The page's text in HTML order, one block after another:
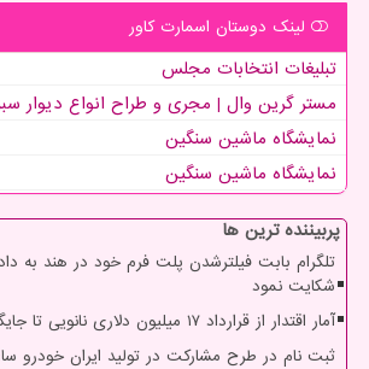
لینک دوستان اسمارت كاور
تبلیغات انتخابات مجلس
مستر گرین وال | مجری و طراح انواع دیوار
نمایشگاه ماشین سنگین
نمایشگاه ماشین سنگین
پربیننده ترین ها
تلگرام بابت فیلترشدن پلت فرم خود در هند به
شکایت نمود
آمار اقتدار از قرارداد ۱۷ میلیون دلاری نانویی تا جایگاه چهارمی دنیا